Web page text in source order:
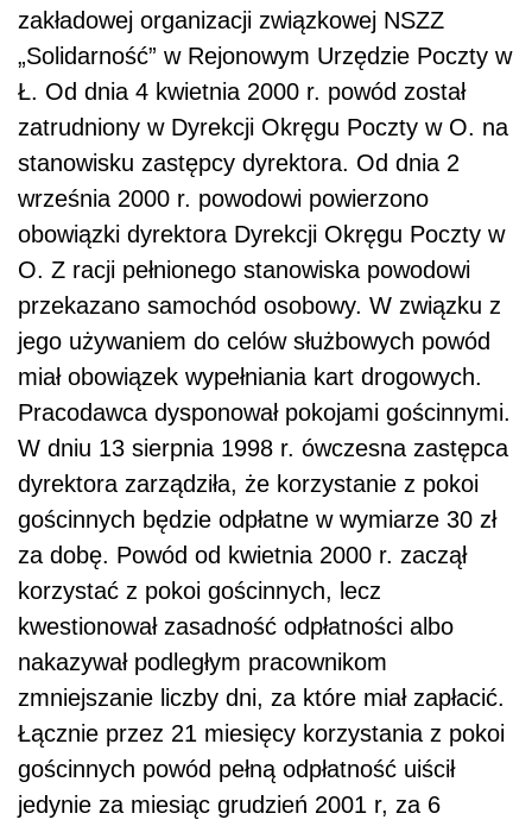
zakładowej organizacji związkowej NSZZ
„Solidarność” w Rejonowym Urzędzie Poczty w
Ł. Od dnia 4 kwietnia 2000 r. powód został
zatrudniony w Dyrekcji Okręgu Poczty w O. na
stanowisku zastępcy dyrektora. Od dnia 2
września 2000 r. powodowi powierzono
obowiązki dyrektora Dyrekcji Okręgu Poczty w
O. Z racji pełnionego stanowiska powodowi
przekazano samochód osobowy. W związku z
jego używaniem do celów służbowych powód
miał obowiązek wypełniania kart drogowych.
Pracodawca dysponował pokojami gościnnymi.
W dniu 13 sierpnia 1998 r. ówczesna zastępca
dyrektora zarządziła, że korzystanie z pokoi
gościnnych będzie odpłatne w wymiarze 30 zł
za dobę. Powód od kwietnia 2000 r. zaczął
korzystać z pokoi gościnnych, lecz
kwestionował zasadność odpłatności albo
nakazywał podległym pracownikom
zmniejszanie liczby dni, za które miał zapłacić.
Łącznie przez 21 miesięcy korzystania z pokoi
gościnnych powód pełną odpłatność uiścił
jedynie za miesiąc grudzień 2001 r, za 6